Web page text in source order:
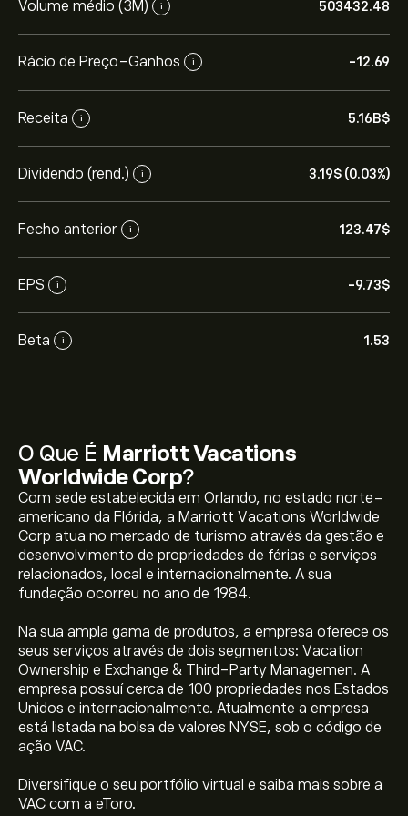
Volume médio (3M) i 503432.48
Rácio de Preço-Ganhos i -12.69
Receita i 5.16B‎$‎
Dividendo (rend.) i 3.19‎$‎ (0.03%)
Fecho anterior i 123.47‎$‎
EPS i -9.73‎$‎
Beta i 1.53
O Que É Marriott Vacations
Worldwide Corp?
Com sede estabelecida em Orlando, no estado norte-
americano da Flórida, a Marriott Vacations Worldwide
Corp atua no mercado de turismo através da gestão e
desenvolvimento de propriedades de férias e serviços
relacionados, local e internacionalmente. A sua
fundação ocorreu no ano de 1984.
Na sua ampla gama de produtos, a empresa oferece os
seus serviços através de dois segmentos: Vacation
Ownership e Exchange & Third-Party Managemen. A
empresa possuí cerca de 100 propriedades nos Estados
Unidos e internacionalmente. Atualmente a empresa
está listada na bolsa de valores NYSE, sob o código de
ação VAC.
Diversifique o seu portfólio virtual e saiba mais sobre a
VAC com a eToro.
O preço atual da VAC é 123.47‎$‎.